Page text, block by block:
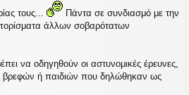
τους...
Πάντα σε συνδιασμό με την
άλλων σοβαρότατων
να οδηγηθούν οι αστυνομικές έρευνες,
βρεφών ή παιδιών που δηλώθηκαν ως